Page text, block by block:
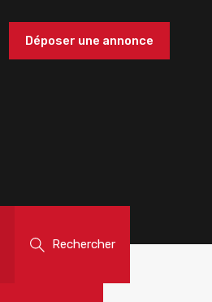
Déposer une annonce
Rechercher